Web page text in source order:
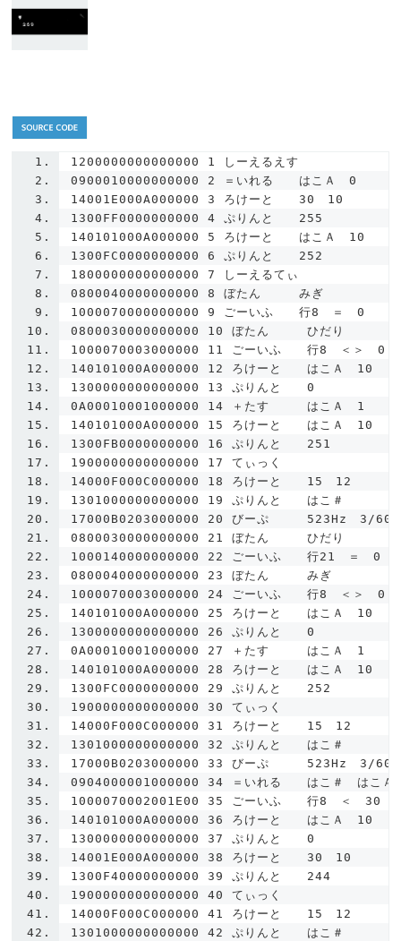
1200000000000000 1
しーえるえす
0900010000000000
2 ＝いれる　　はこＡ 0
14001E000A000000
3 ろけーと 30
10
1300FF0000000000
4 ぷりんと 255
140101000A000000
5 ろけーと　　はこＡ 10
1300FC0000000000
6 ぷりんと 252
1800000000000000
7
しーえるてぃ
0800040000000000
8
ぼたん　　　みぎ
1000070000000000
9 ごーいふ　　行8 ＝ 0
0800030000000000
10
ぼたん　　　ひだり
1000070003000000
11 ごーいふ　　行8 ＜＞ 0
140101000A000000
12 ろけーと　　はこＡ 10
1300000000000000
13 ぷりんと 0
0A00010001000000
14 ＋たす　　　はこＡ 1
140101000A000000
15 ろけーと　　はこＡ 10
1300FB0000000000
16 ぷりんと 251
1900000000000000
17
てぃっく
14000F000C000000
18 ろけーと 15
12
1301000000000000
19
ぷりんと　　はこ＃
17000B0203000000
20 びーぷ 523Hz 3 /60
0800030000000000
21
ぼたん　　　ひだり
1000140000000000
22 ごーいふ　　行21 ＝ 0
0800040000000000
23
ぼたん　　　みぎ
1000070003000000
24 ごーいふ　　行8 ＜＞ 0
140101000A000000
25 ろけーと　　はこＡ 10
1300000000000000
26 ぷりんと 0
0A00010001000000
27 ＋たす　　　はこＡ 1
140101000A000000
28 ろけーと　　はこＡ 10
1300FC0000000000
29 ぷりんと 252
1900000000000000
30
てぃっく
14000F000C000000
31 ろけーと 15
12
1301000000000000
32
ぷりんと　　はこ＃
17000B0203000000
33 びーぷ 523Hz 3 /60
0904000001000000
34
＝いれる　　はこ＃　はこＡ
1000070002001E00
35 ごーいふ　　行8 ＜ 30
140101000A000000
36 ろけーと　　はこＡ 10
1300000000000000
37 ぷりんと 0
14001E000A000000
38 ろけーと 30
10
1300F40000000000
39 ぷりんと 244
1900000000000000
40
てぃっく
14000F000C000000
41 ろけーと 15
12
1301000000000000
42
ぷりんと　　はこ＃